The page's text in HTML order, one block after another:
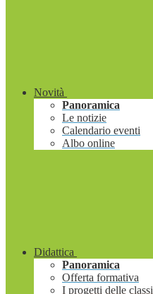
Novità
Panoramica
Le notizie
Calendario eventi
Albo online
Didattica
Panoramica
Offerta formativa
I progetti delle classi